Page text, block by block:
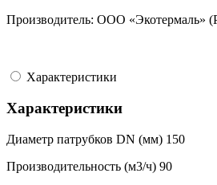
Производитель: ООО «Экотермаль»
Характеристики
Характеристики
Диаметр патрубков DN (мм) 150
Производительность (м3/ч) 90